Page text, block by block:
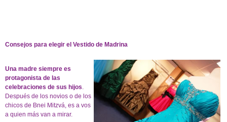
Consejos para elegir el Vestido de Madrina
Una madre siempre es
protagonista de las
celebraciones de sus hijos.
Después de los novios o de los
chicos de Bnei Mitzvá, es a vos
a quien más van a mirar.